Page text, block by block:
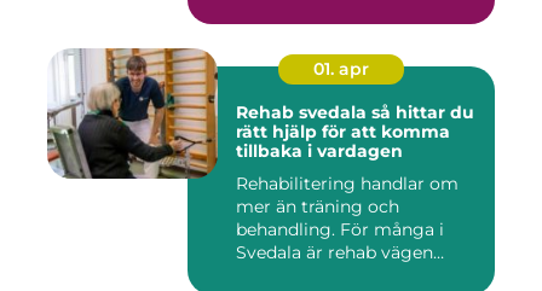
01. apr
Rehab svedala så hittar du
rätt hjälp för att komma
tillbaka i vardagen
Rehabilitering handlar om
mer än träning och
behandling. För många i
Svedala är rehab vägen